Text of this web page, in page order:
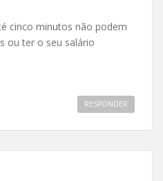
cinco minutos não podem
ou ter o seu salário
RESPONDER